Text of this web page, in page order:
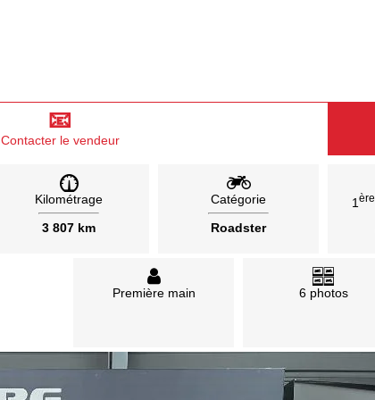
📧
Contacter le vendeur
Kilométrage
3 807 km
Catégorie
Roadster
1 ère
Première main 6 photos